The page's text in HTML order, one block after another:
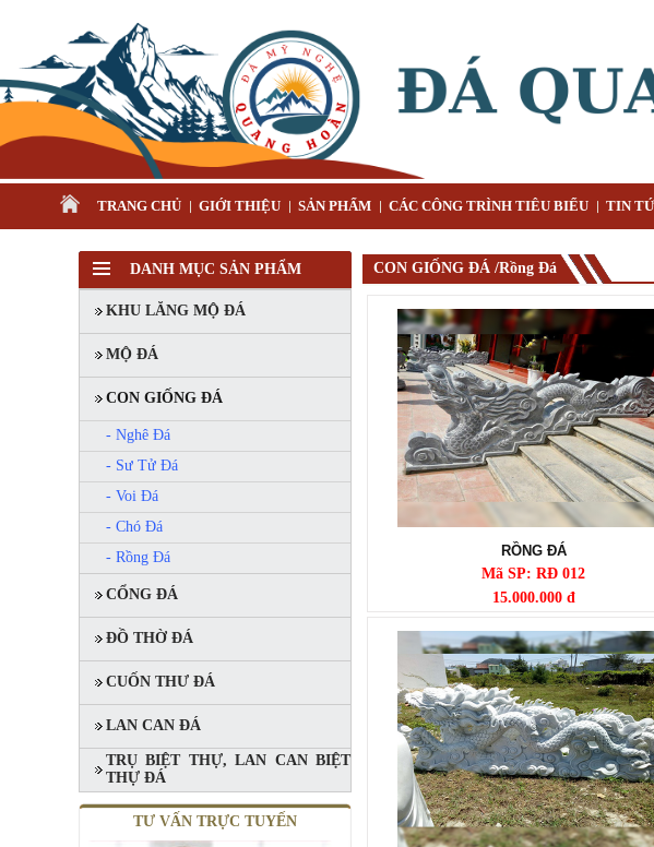
TRANG CHỦ GIỚI THIỆU SẢN PHẨM CÁC CÔNG TRÌNH TIÊU BIỂU TIN
DANH MỤC SẢN PHẨM
KHU LĂNG MỘ ĐÁ
MỘ ĐÁ
CON GIỐNG ĐÁ
- Nghê Đá
- Sư Tử Đá
- Voi Đá
- Chó Đá
- Rồng Đá
CỔNG ĐÁ
ĐỒ THỜ ĐÁ
CUỐN THƯ ĐÁ
LAN CAN ĐÁ
TRỤ BIỆT THỰ, LAN CAN BIỆT
THỰ ĐÁ
TƯ VẤN TRỰC TUYẾN
Mã SP: MĐĐ 06
CON GIỐNG ĐÁ /Rồng Đá
RỒNG ĐÁ
Mã SP: RĐ 012
15.000.000 đ